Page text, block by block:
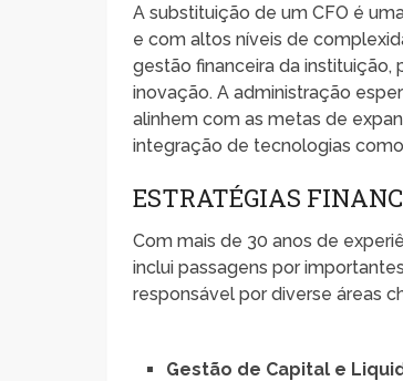
A substituição de um CFO é
e com altos níveis de
gestão financeira da
inovação. A administração
alinhem com as metas de
integração de tecnologias
ESTRATÉGIAS
Com mais de 30 anos de
inclui passagens por
responsável por diverse áreas
Gestão de Capital e